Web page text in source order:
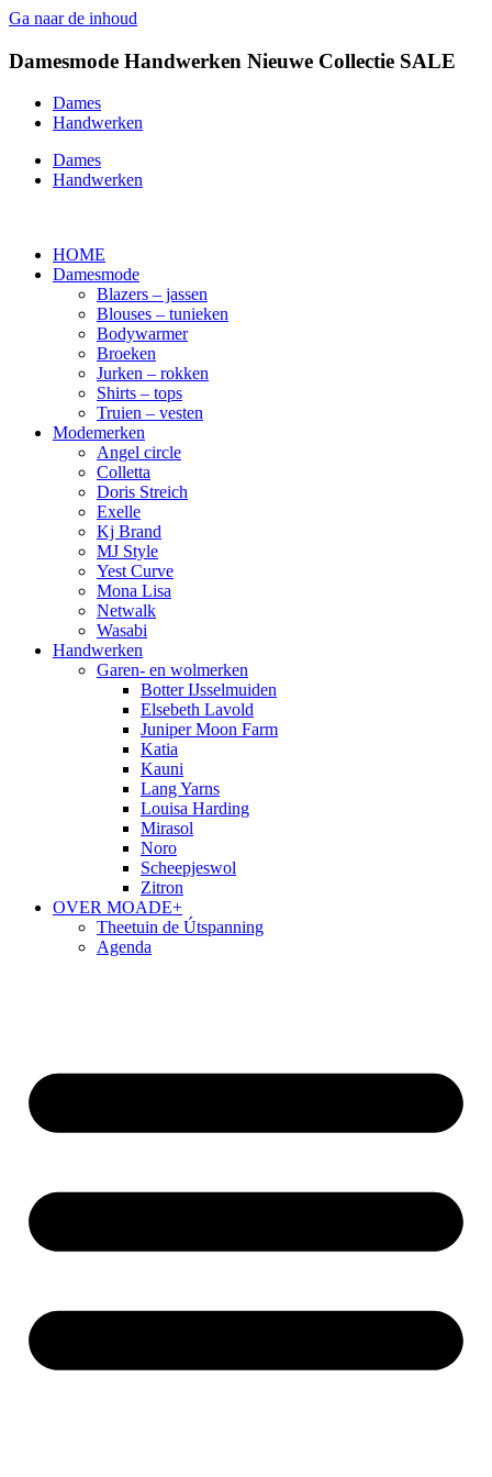
Ga naar de inhoud
Damesmode Handwerken Nieuwe Collectie SALE
Dames
Handwerken
Dames
Handwerken
HOME
Damesmode
Blazers – jassen
Blouses – tunieken
Bodywarmer
Broeken
Jurken – rokken
Shirts – tops
Truien – vesten
Modemerken
Angel circle
Colletta
Doris Streich
Exelle
Kj Brand
MJ Style
Yest Curve
Mona Lisa
Netwalk
Wasabi
Handwerken
Garen- en wolmerken
Botter IJsselmuiden
Elsebeth Lavold
Juniper Moon Farm
Katia
Kauni
Lang Yarns
Louisa Harding
Mirasol
Noro
Scheepjeswol
Zitron
OVER MOADE+
Theetuin de Útspanning
Agenda